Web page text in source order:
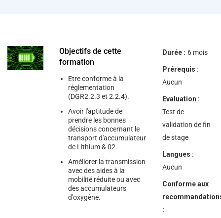
Objectifs de cette
formation
Etre conforme à la
réglementation
(DGR2.2.3 et 2.2.4).
Avoir l'aptitude de
prendre les bonnes
décisions concernant le
transport d'accumulateur
de Lithium & 02.
Améliorer la transmission
avec des aides à la
mobilité réduite ou avec
des accumulateurs
d'oxygène.
Durée : 6 mois
Prérequis :
Aucun
Evaluation :
Test de
validation de fin
de stage
Langues :
Aucun
Conforme aux
: